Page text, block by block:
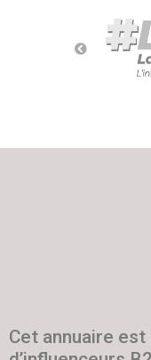
Cet annuaire